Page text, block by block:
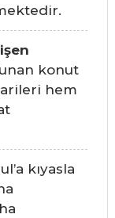
konut
hem
kıyasla